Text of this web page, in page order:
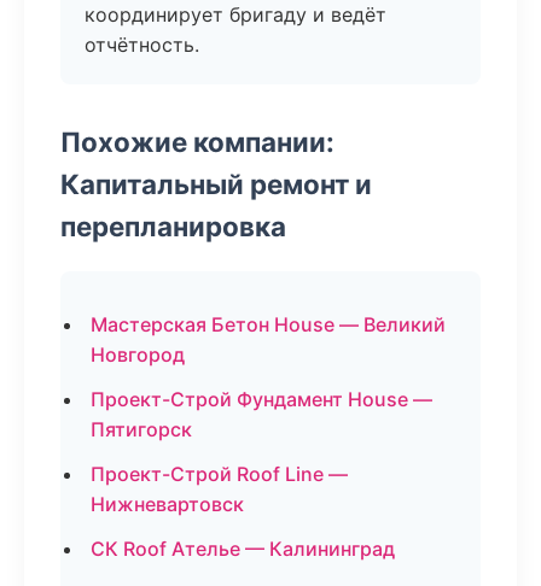
координирует бригаду и ведёт
отчётность.
Похожие компании:
Капитальный ремонт и
перепланировка
Мастерская Бетон House — Великий
Новгород
Проект-Строй Фундамент House —
Пятигорск
Проект-Строй Roof Line —
Нижневартовск
СК Roof Ателье — Калининград